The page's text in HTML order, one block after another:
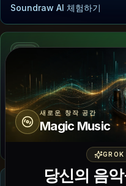
Soundraw AI 체험하기
오디오 도구
Song Finder
짧은 클립을 업로드해 곡 제
Song Finder 체험하기
새로운 창작 공간
Magic Music
당신의 음